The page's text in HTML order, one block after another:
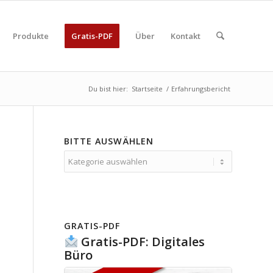
Produkte Gratis-PDF Über Kontakt
Du bist hier: Startseite / Erfahrungsbericht
BITTE AUSWÄHLEN
auswählen
GRATIS-PDF
Gratis-PDF: Digitales
Büro